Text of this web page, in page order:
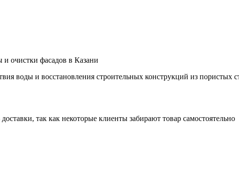
очистки фасадов в Казани
воды и восстановления строительных конструкций из пористых
так как некоторые клиенты забирают товар самостоятельно